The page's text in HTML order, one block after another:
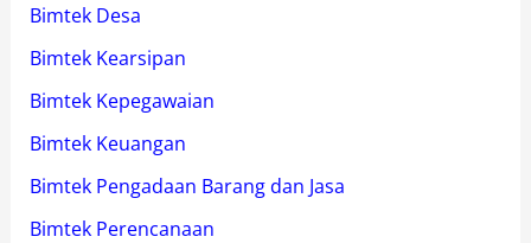
Bimtek Desa
Bimtek Kearsipan
Bimtek Kepegawaian
Bimtek Keuangan
Bimtek Pengadaan Barang dan Jasa
Bimtek Perencanaan